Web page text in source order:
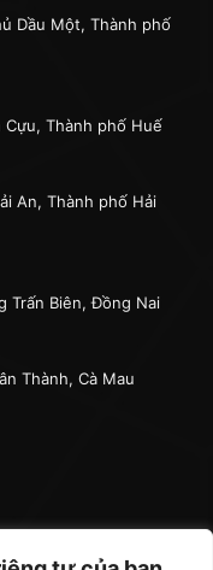
Dầu Một, Thành phố
Cựu, Thành phố Huế
An, Thành phố Hải
Trấn Biên, Đồng Nai
Thành, Cà Mau